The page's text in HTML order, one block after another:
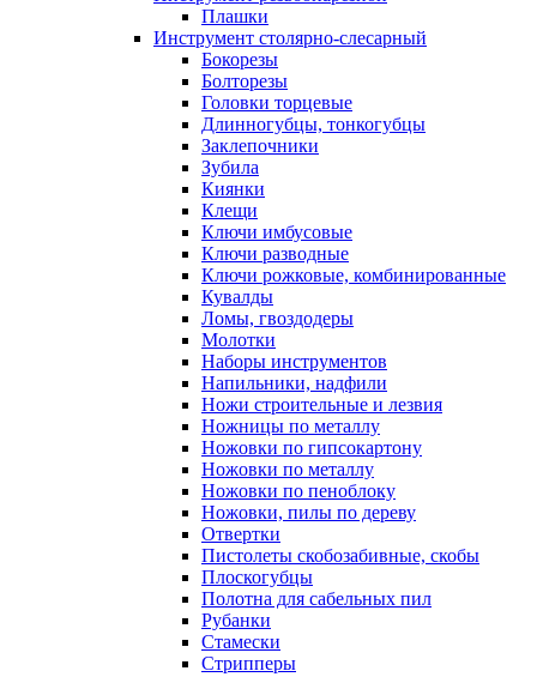
Плашки
Инструмент столярно-слесарный
Бокорезы
Болторезы
Головки торцевые
Длинногубцы, тонкогубцы
Заклепочники
Зубила
Киянки
Клещи
Ключи имбусовые
Ключи разводные
Ключи рожковые, комбинированные
Кувалды
Ломы, гвоздодеры
Молотки
Наборы инструментов
Напильники, надфили
Ножи строительные и лезвия
Ножницы по металлу
Ножовки по гипсокартону
Ножовки по металлу
Ножовки по пеноблоку
Ножовки, пилы по дереву
Отвертки
Пистолеты скобозабивные, скобы
Плоскогубцы
Полотна для сабельных пил
Рубанки
Стамески
Стрипперы